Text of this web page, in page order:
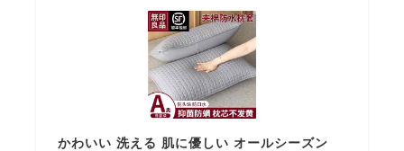
かわいい 洗える 肌に優しい オールシーズン